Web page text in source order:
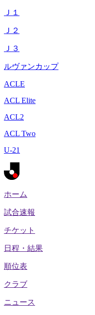
Ｊ１
Ｊ２
Ｊ３
ルヴァンカップ
ACLE
ACL Elite
ACL2
ACL Two
U-21
ホーム
試合速報
チケット
日程・結果
順位表
クラブ
ニュース